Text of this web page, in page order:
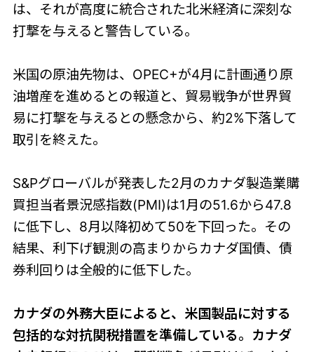
は、それが高度に統合された北米経済に深刻な
打撃を与えると警告している。
米国の原油先物は、OPEC+が4月に計画通り原
油増産を進めるとの報道と、貿易戦争が世界貿
易に打撃を与えるとの懸念から、約2%下落して
取引を終えた。
S&Pグローバルが発表した2月のカナダ製造業購
買担当者景況感指数(PMI)は1月の51.6から47.8
に低下し、8月以降初めて50を下回った。その
結果、利下げ観測の高まりからカナダ国債、債
券利回りは全般的に低下した。
カナダの外務大臣によると、米国製品に対する
包括的な対抗関税措置を準備している。カナダ